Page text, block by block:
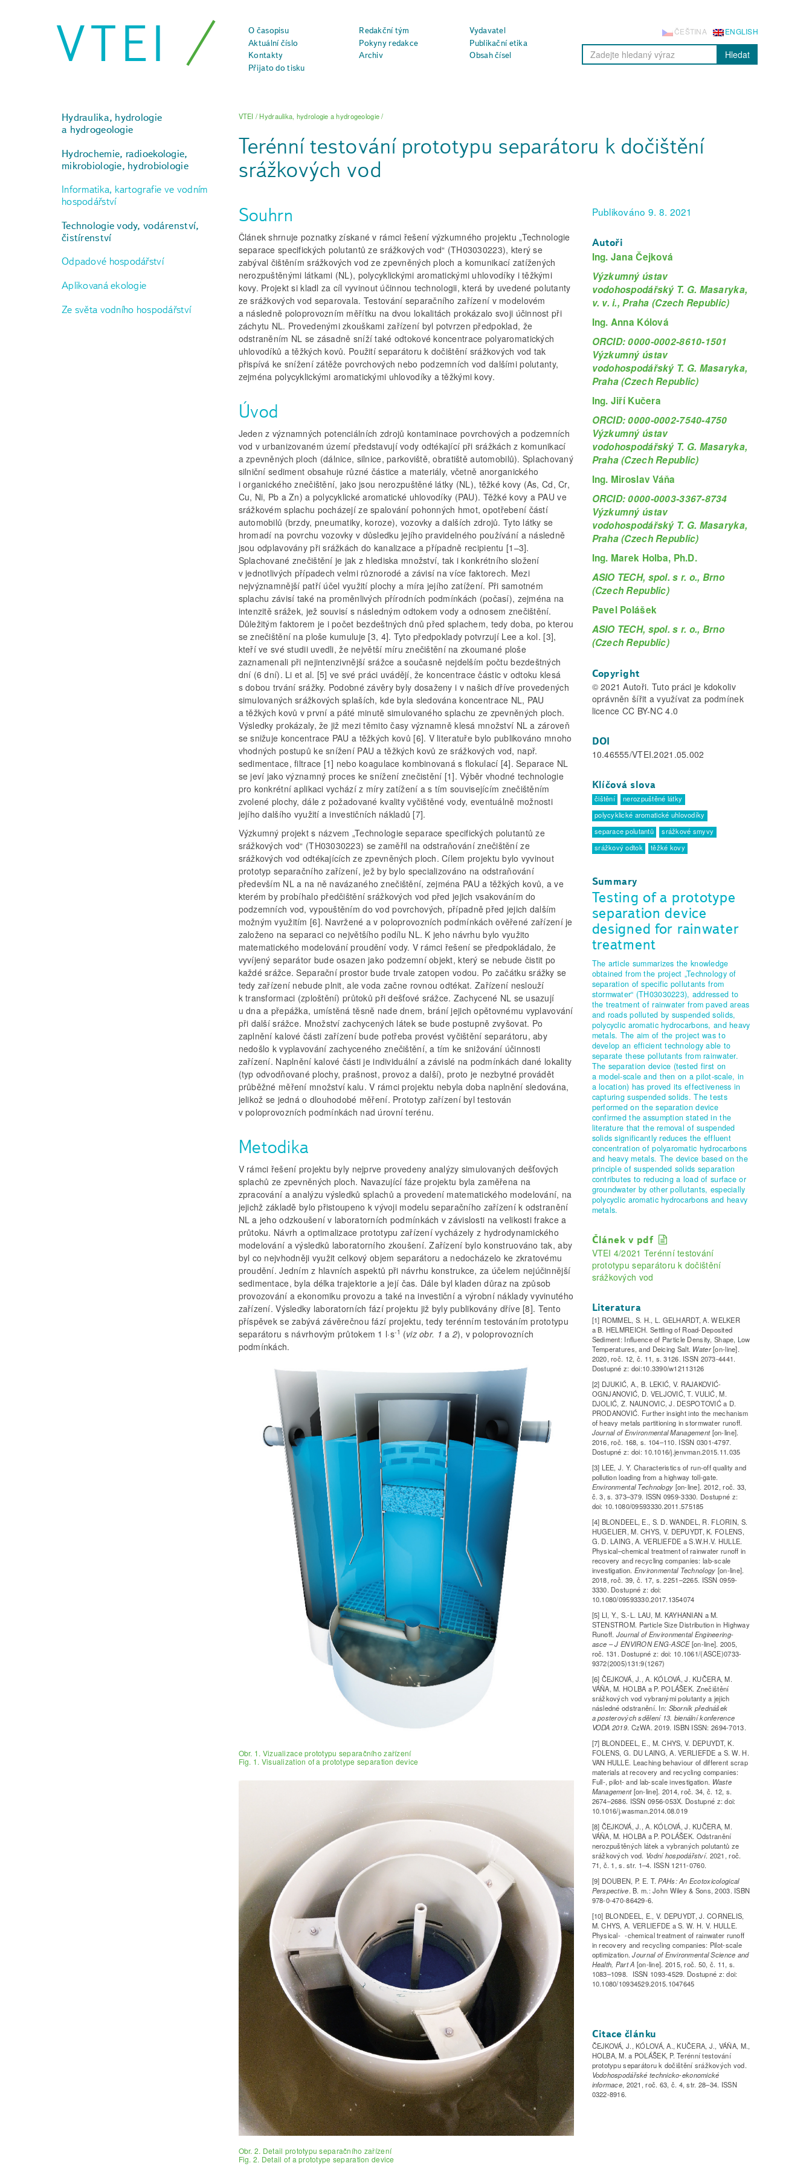
VTEI O časopisu Redakční tým
Vydavatel
Aktuální číslo
Pokyny redakce
Publikační etika
Kontakty
Archiv
Obsah čísel
Přijato do tisku
ENGLISH
ČEŠTINA
Hledat
Hydraulika, hydrologie
a hydrogeologie
Hydrochemie, radioekologie,
mikrobiologie, hydrobiologie
Informatika, kartografie ve vodním
hospodářství
Technologie vody, vodárenství,
čistírenství
Odpadové hospodářství
Aplikovaná ekologie
Ze světa vodního hospodářství
VTEI / Hydraulika, hydrologie a hydrogeologie/
Terénní testování prototypu separátoru k dočištění
srážkových vod
Souhrn
Článek shrnuje poznatky získané v rámci řešení výzkumného projektu „Technologie
separace specifických polutantů ze srážkových vod“ (TH03030223), který se
zabýval čištěním srážkových vod ze zpevněných ploch a komunikací zatížených
nerozpuštěnými látkami (NL), polycyklickými aromatickými uhlovodíky i těžkými
kovy. Projekt si kladl za cíl vyvinout účinnou technologii, která by uvedené polutanty
ze srážkových vod separovala. Testování separačního zařízení v modelovém
a následně poloprovozním měřítku na dvou lokalitách prokázalo svoji účinnost při
záchytu NL. Provedenými zkouškami zařízení byl potvrzen předpoklad, že
odstraněním NL se zásadně sníží také odtokové koncentrace polyaromatických
uhlovodíků a těžkých kovů. Použití separátoru k dočištění srážkových vod tak
přispívá ke snížení zátěže povrchových nebo podzemních vod dalšími polutanty,
zejména polycyklickými aromatickými uhlovodíky a těžkými kovy.
Úvod
Jeden z významných potenciálních zdrojů kontaminace povrchových a podzemních
vod v urbanizovaném území představují vody odtékající při srážkách z komunikací
a zpevněných ploch (dálnice, silnice, parkoviště, obratiště automobilů). Splachovaný
silniční sediment obsahuje různé částice a materiály, včetně anorganického
i organického znečištění, jako jsou nerozpuštěné látky (NL), těžké kovy (As, Cd, Cr,
Cu, Ni, Pb a Zn) a polycyklické aromatické uhlovodíky (PAU). Těžké kovy a PAU ve
srážkovém splachu pocházejí ze spalování pohonných hmot, opotřebení částí
automobilů (brzdy, pneumatiky, koroze), vozovky a dalších zdrojů. Tyto látky se
hromadí na povrchu vozovky v důsledku jejího pravidelného používání a následně
jsou odplavovány při srážkách do kanalizace a případně recipientu [1–3].
Splachované znečištění je jak z hlediska množství, tak i konkrétního složení
v jednotlivých případech velmi různorodé a závisí na více faktorech. Mezi
nejvýznamnější patří účel využití plochy a míra jejího zatížení. Při samotném
splachu závisí také na proměnlivých přírodních podmínkách (počasí), zejména na
intenzitě srážek, jež souvisí s následným odtokem vody a odnosem znečištění.
Důležitým faktorem je i počet bezdeštných dnů před splachem, tedy doba, po kterou
se znečištění na ploše kumuluje [3, 4]. Tyto předpoklady potvrzují Lee a kol. [3],
kteří ve své studii uvedli, že největší míru znečištění na zkoumané ploše
zaznamenali při nejintenzivnější srážce a současně nejdelším počtu bezdeštných
dní (6 dní). Li et al. [5] ve své práci uvádějí, že koncentrace částic v odtoku klesá
s dobou trvání srážky. Podobné závěry byly dosaženy i v našich dříve provedených
simulovaných srážkových splaších, kde byla sledována koncentrace NL, PAU
a těžkých kovů v první a páté minutě simulovaného splachu ze zpevněných ploch.
Výsledky prokázaly, že již mezi těmito časy významně klesá množství NL a zároveň
se snižuje koncentrace PAU a těžkých kovů [6]. V literatuře bylo publikováno mnoho
vhodných postupů ke snížení PAU a těžkých kovů ze srážkových vod, např.
sedimentace, filtrace [1] nebo koagulace kombinovaná s flokulací [4]. Separace NL
se jeví jako významný proces ke snížení znečistění [1]. Výběr vhodné technologie
pro konkrétní aplikaci vychází z míry zatížení a s tím souvisejícím znečištěním
zvolené plochy, dále z požadované kvality vyčištěné vody, eventuálně možnosti
jejího dalšího využití a investičních nákladů [7].
Výzkumný projekt s názvem „Technologie separace specifických polutantů ze
srážkových vod“ (TH03030223) se zaměřil na odstraňování znečištění ze
srážkových vod odtékajících ze zpevněných ploch. Cílem projektu bylo vyvinout
prototyp separačního zařízení, jež by bylo specializováno na odstraňování
především NL a na ně navázaného znečištění, zejména PAU a těžkých kovů, a ve
kterém by probíhalo předčištění srážkových vod před jejich vsakováním do
podzemních vod, vypouštěním do vod povrchových, případně před jejich dalším
možným využitím [6]. Navržené a v poloprovozních podmínkách ověřené zařízení je
založeno na separaci co největšího podílu NL. K jeho návrhu bylo využito
matematického modelování proudění vody. V rámci řešení se předpokládalo, že
vyvíjený separátor bude osazen jako podzemní objekt, který se nebude čistit po
každé srážce. Separační prostor bude trvale zatopen vodou. Po začátku srážky se
tedy zařízení nebude plnit, ale voda začne rovnou odtékat. Zařízení neslouží
k transformaci (zploštění) průtoků při dešťové srážce. Zachycené NL se usazují
u dna a přepážka, umístěná těsně nade dnem, brání jejich opětovnému vyplavování
při další srážce. Množství zachycených látek se bude postupně zvyšovat. Po
zaplnění kalové části zařízení bude potřeba provést vyčištění separátoru, aby
nedošlo k vyplavování zachyceného znečištění, a tím ke snižování účinnosti
zařízení. Naplnění kalové části je individuální a závislé na podmínkách dané lokality
(typ odvodňované plochy, prašnost, provoz a další), proto je nezbytné provádět
průběžné měření množství kalu. V rámci projektu nebyla doba naplnění sledována,
jelikož se jedná o dlouhodobé měření. Prototyp zařízení byl testován
v poloprovozních podmínkách nad úrovní terénu.
Metodika
V rámci řešení projektu byly nejprve provedeny analýzy simulovaných dešťových
splachů ze zpevněných ploch. Navazující fáze projektu byla zaměřena na
zpracování a analýzu výsledků splachů a provedení matematického modelování, na
jejichž základě bylo přistoupeno k vývoji modelu separačního zařízení k odstranění
NL a jeho odzkoušení v laboratorních podmínkách v závislosti na velikosti frakce a
průtoku. Návrh a optimalizace prototypu zařízení vycházely z hydrodynamického
modelování a výsledků laboratorního zkoušení. Zařízení bylo konstruováno tak, aby
byl co nejvhodněji využit celkový objem separátoru a nedocházelo ke zkratovému
proudění. Jedním z hlavních aspektů při návrhu konstrukce, za účelem nejúčinnější
sedimentace, byla délka trajektorie a její čas. Dále byl kladen důraz na způsob
provozování a ekonomiku provozu a také na investiční a výrobní náklady vyvinutého
zařízení. Výsledky laboratorních fází projektu již byly publikovány dříve [8]. Tento
příspěvek se zabývá závěrečnou fází projektu, tedy terénním testováním prototypu
separátoru s návrhovým průtokem 1 l·s-1 (viz obr. 1a 2), v poloprovozních
podmínkách.
Obr. 1. Vizualizace prototypu separačního zařízení
Fig. 1. Visualization of a prototype separation device
Obr. 2. Detail prototypu separačního zařízení
Fig. 2. Detail of a prototype separation device
Publikováno 9. 8. 2021
Autoři
Ing. Jana Čejková
Výzkumný ústav
vodohospodářský T. G. Masaryka,
v. v. i., Praha (Czech Republic)
Ing. Anna Kólová
ORCID: 0000-0002-8610-1501
Výzkumný ústav
vodohospodářský T. G. Masaryka,
Praha (Czech Republic)
Ing. Jiří Kučera
ORCID: 0000-0002-7540-4750
Výzkumný ústav
vodohospodářský T. G. Masaryka,
Praha (Czech Republic)
Ing. Miroslav Váňa
ORCID: 0000-0003-3367-8734
Výzkumný ústav
vodohospodářský T. G. Masaryka,
Praha (Czech Republic)
Ing. Marek Holba, Ph.D.
ASIO TECH, spol. s r. o., Brno
(Czech Republic)
Pavel Polášek
ASIO TECH, spol. s r. o., Brno
(Czech Republic)
Copyright
© 2021 Autoři. Tuto práci je kdokoliv
oprávněn šířit a využívat za podmínek
licence CC BY-NC 4.0
DOI
10.46555/VTEI.2021.05.002
Klíčová slova
čištění
nerozpuštěné látky
polycyklické aromatické uhlovodíky
separace polutantů
srážkové smyvy
srážkový odtok
těžké kovy
Summary
Testing of a prototype
separation device
designed for rainwater
treatment
The article summarizes the knowledge
obtained from the project „Technology of
separation of specific pollutants from
stormwater“ (TH03030223), addressed to
the treatment of rainwater from paved areas
and roads polluted by suspended solids,
polycyclic aromatic hydrocarbons, and heavy
metals. The aim of the project was to
develop an efficient technology able to
separate these pollutants from rainwater.
The separation device (tested first on
a model-scale and then on a pilot-scale, in
a location) has proved its effectiveness in
capturing suspended solids. The tests
performed on the separation device
confirmed the assumption stated in the
literature that the removal of suspended
solids significantly reduces the effluent
concentration of polyaromatic hydrocarbons
and heavy metals. The device based on the
principle of suspended solids separation
contributes to reducing a load of surface or
groundwater by other pollutants, especially
polycyclic aromatic hydrocarbons and heavy
metals.
Článek v pdf
VTEI 4/2021 Terénní testování
prototypu separátoru k dočištění
srážkových vod
Literatura
[1] ROMMEL, S. H., L. GELHARDT, A. WELKER
a B. HELMREICH. Settling of Road-Deposited
Sediment: Influence of Particle Density, Shape, Low
Temperatures, and Deicing Salt. Water[on-line].
2020, roč. 12, č. 11, s. 3126. ISSN 2073-4441.
Dostupné z: doi:10.3390/w12113126
[2] DJUKIĆ, A., B. LEKIĆ, V. RAJAKOVIĆ-
OGNJANOVIĆ, D. VELJOVIĆ, T. VULIĆ, M.
DJOLIĆ, Z. NAUNOVIC, J. DESPOTOVIĆ a D.
PRODANOVIĆ. Further insight into the mechanism
of heavy metals partitioning in stormwater runoff.
Journal of Environmental Management[on-line].
2016, roč. 168, s. 104–110. ISSN 0301-4797.
Dostupné z: doi: 10.1016/j.jenvman.2015.11.035
[3] LEE, J. Y. Characteristics of run-off quality and
pollution loading from a highway toll-gate.
Environmental Technology [on-line]. 2012, roč. 33,
č. 3, s. 373–379. ISSN 0959-3330. Dostupné z:
doi: 10.1080/09593330.2011.575185
[4] BLONDEEL, E., S. D. WANDEL, R. FLORIN, S.
HUGELIER, M. CHYS, V. DEPUYDT, K. FOLENS,
G. D. LAING, A. VERLIEFDE a S.W.H.V. HULLE.
Physical–chemical treatment of rainwater runoff in
recovery and recycling companies: lab-scale
investigation. Environmental Technology [on-line].
2018, roč. 39, č. 17, s. 2251–2265. ISSN 0959-
3330. Dostupné z: doi:
10.1080/09593330.2017.1354074
[5] LI, Y., S.-L. LAU, M. KAYHANIAN a M.
STENSTROM. Particle Size Distribution in Highway
Runoff. Journal of Environmental Engineering-
asce – J ENVIRON ENG-ASCE[on-line]. 2005,
roč. 131. Dostupné z: doi: 10.1061/(ASCE)0733-
9372(2005)131:9(1267)
[6] ČEJKOVÁ, J., A. KÓLOVÁ, J. KUČERA, M.
VÁŇA, M. HOLBA a P. POLÁŠEK. Znečištění
srážkových vod vybranými polutanty a jejich
následné odstranění. In: Sborník přednášek
a posterových sdělení 13. bienální konference
VODA 2019. CzWA. 2019. ISBN ISSN: 2694-7013.
[7] BLONDEEL, E., M. CHYS, V. DEPUYDT, K.
FOLENS, G. DU LAING, A. VERLIEFDE a S. W. H.
VAN HULLE. Leaching behaviour of different scrap
materials at recovery and recycling companies:
Full-, pilot- and lab-scale investigation. Waste
Management[on-line]. 2014, roč. 34, č. 12, s.
2674–2686. ISSN 0956-053X. Dostupné z: doi:
10.1016/j.wasman.2014.08.019
[8] ČEJKOVÁ, J., A. KÓLOVÁ, J. KUČERA, M.
VÁŇA, M. HOLBA a P. POLÁŠEK. Odstranění
nerozpuštěných látek a vybraných polutantů ze
srážkových vod. Vodní hospodářství. 2021, roč.
71, č. 1, s. str. 1–4. ISSN 1211-0760.
[9] DOUBEN, P. E. T.PAHs: An Ecotoxicological
Perspective. B. m.: John Wiley & Sons, 2003. ISBN
978-0-470-86429-6.
[10] BLONDEEL, E., V. DEPUYDT, J. CORNELIS,
M. CHYS, A. VERLIEFDE a S. W. H. V. HULLE.
Physical- -chemical treatment of rainwater runoff
in recovery and recycling companies: Pilot-scale
optimization.Journal of Environmental Science and
Health, Part A [on-line]. 2015, roč. 50, č. 11, s.
1083–1098. ISSN 1093-4529. Dostupné z: doi:
10.1080/10934529.2015.1047645
Citace článku
ČEJKOVÁ, J., KÓLOVÁ, A., KUČERA, J., VÁŇA, M.,
HOLBA, M. a POLÁŠEK, P. Terénní testování
prototypu separátoru k dočištění srážkových vod.
Vodohospodářské technicko-ekonomické
informace, 2021, roč. 63, č. 4, str. 28–34. ISSN
0322-8916.